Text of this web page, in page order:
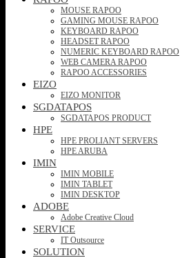
MOUSE RAPOO
GAMING MOUSE RAPOO
KEYBOARD RAPOO
HEADSET RAPOO
NUMERIC KEYBOARD RAPOO
WEB CAMERA RAPOO
RAPOO ACCESSORIES
EIZO
EIZO MONITOR
SGDATAPOS
SGDATAPOS PRODUCT
HPE
HPE PROLIANT SERVERS
HPE ARUBA
IMIN
IMIN MOBILE
IMIN TABLET
IMIN DESKTOP
ADOBE
Adobe Creative Cloud
SERVICE
IT Outsource
SOLUTION